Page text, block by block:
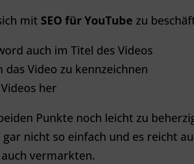
mit SEO für YouTube zu
auch im Titel des Videos
das Video zu kennzeichnen
her
Punkte noch leicht zu
gar nicht so einfach und es reicht
vermarkten.